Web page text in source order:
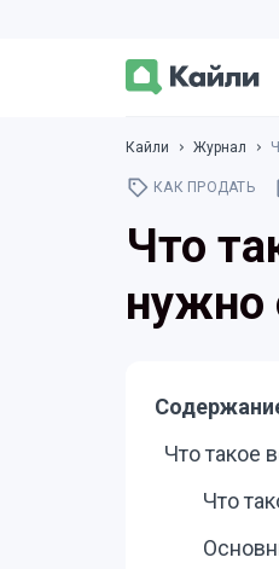
Кайли Журнал
КАК ПРОДАТЬ
Что
нужно
Что такое
Что